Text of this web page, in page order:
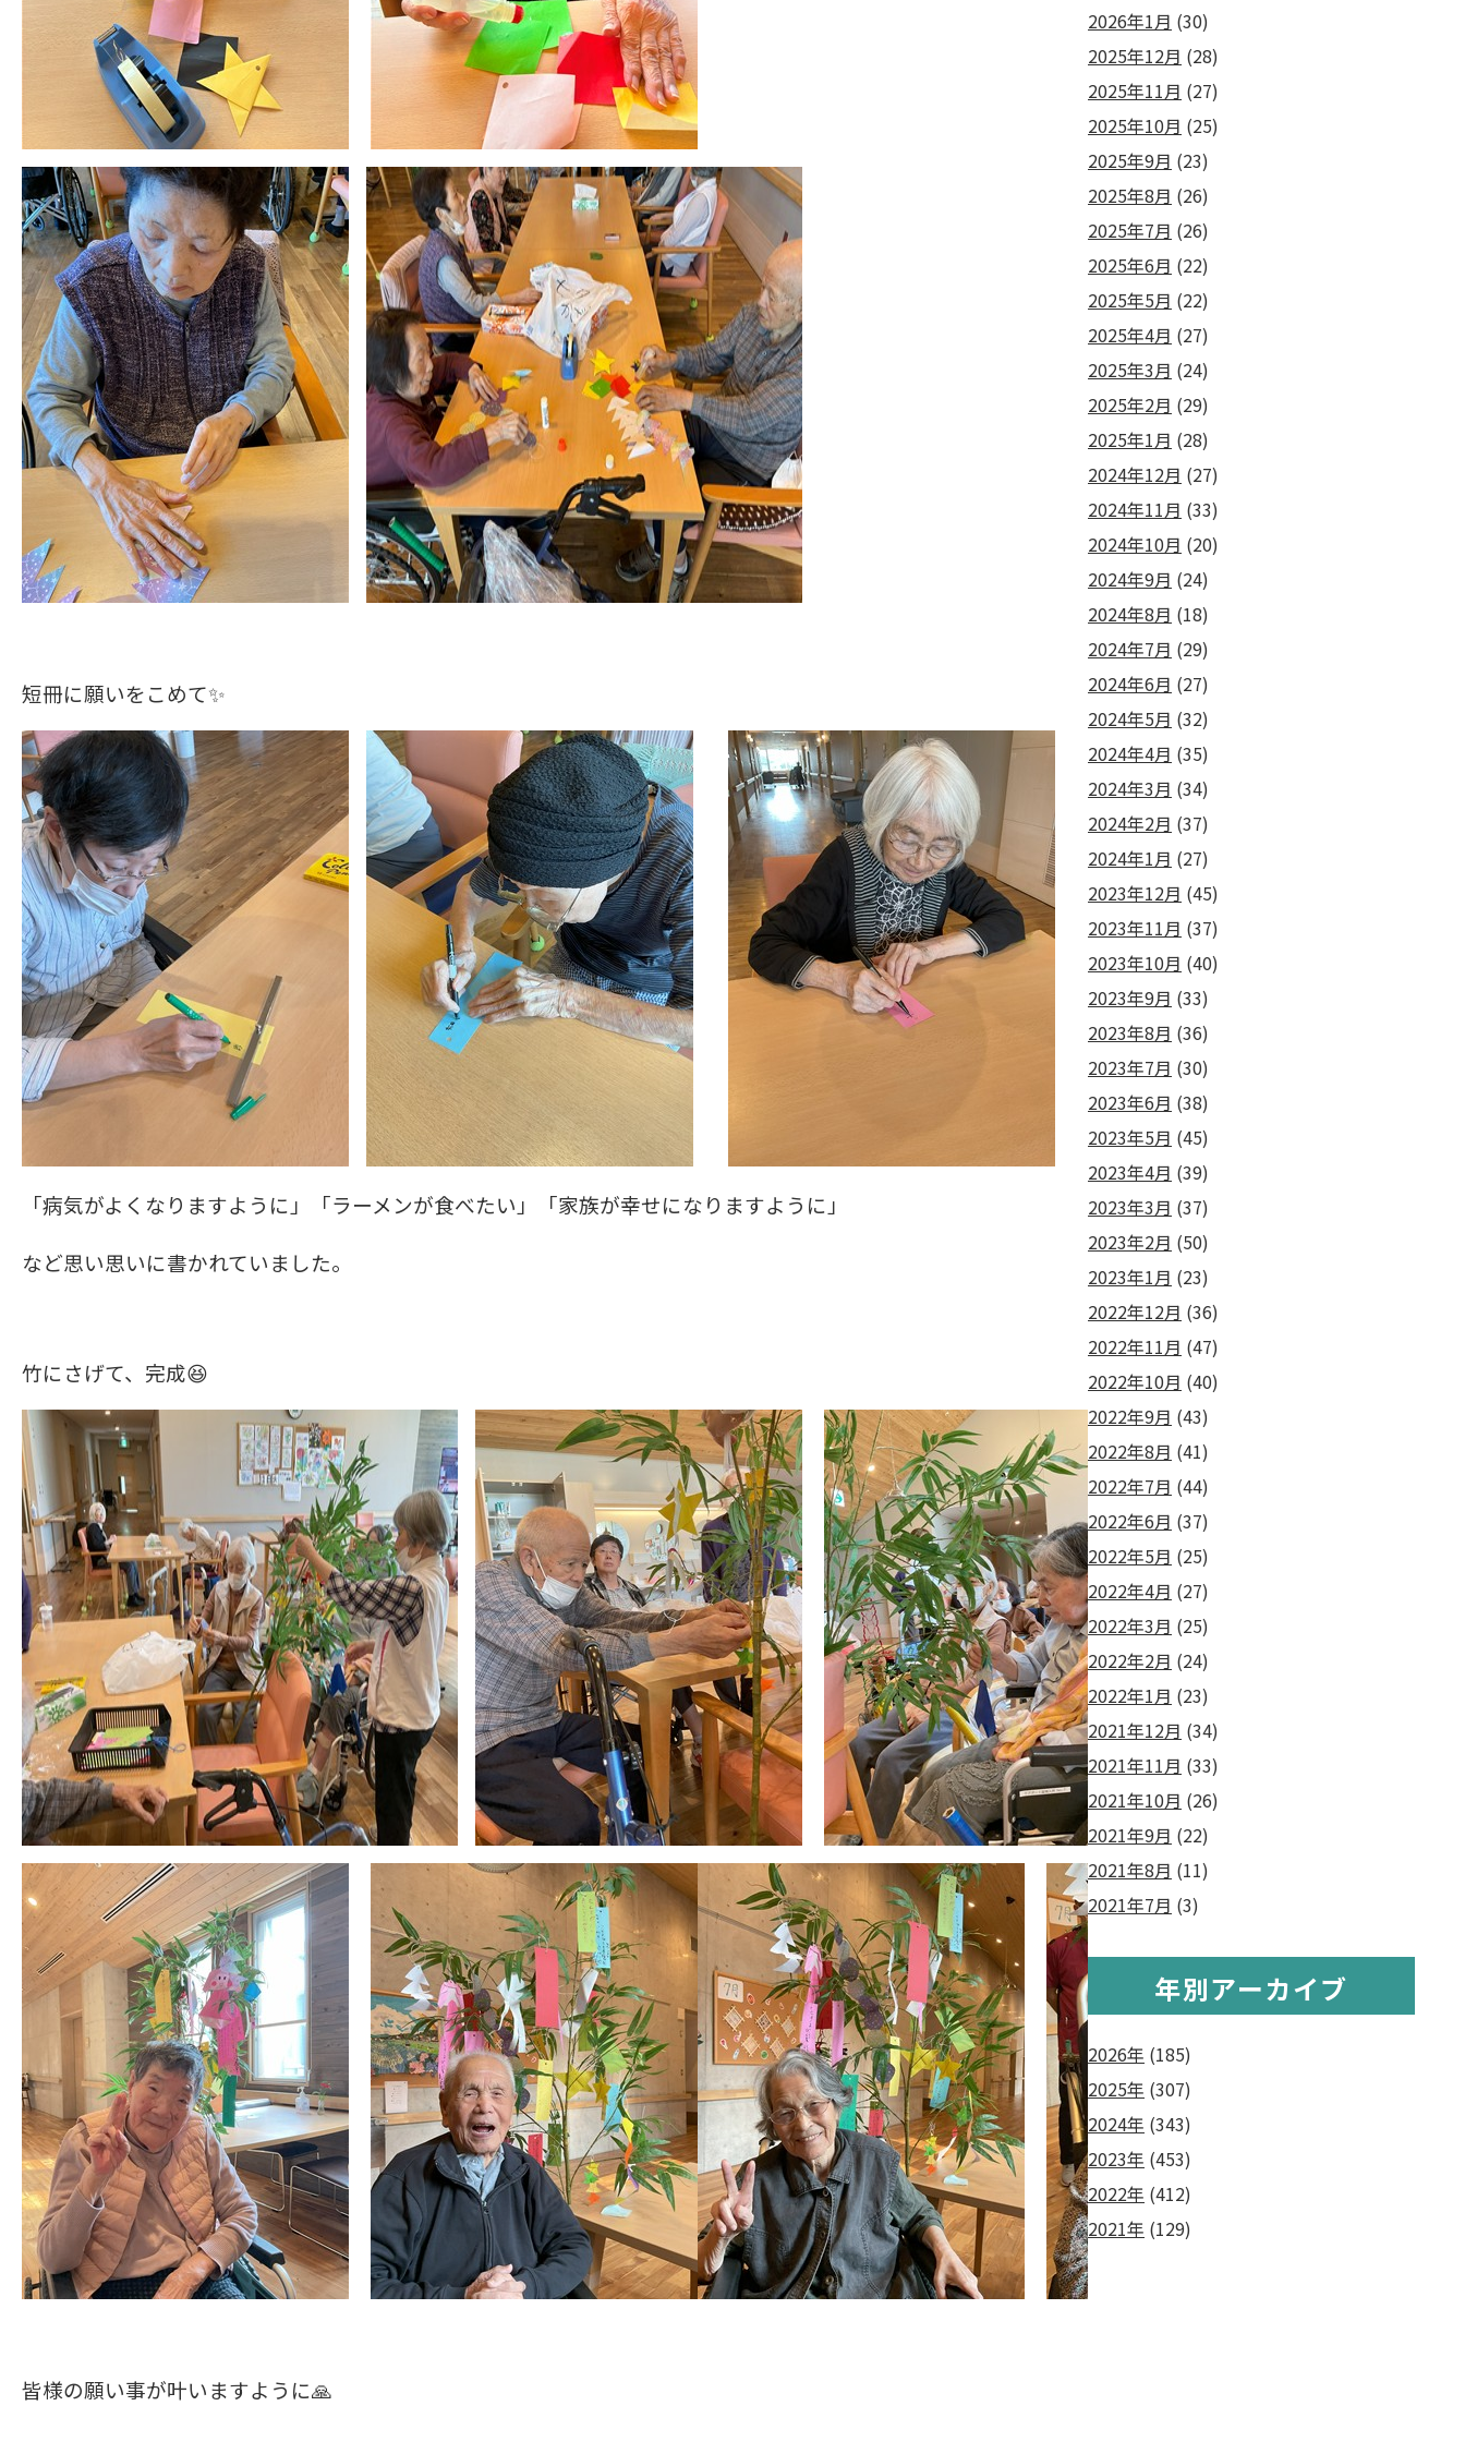
短冊に願いをこめて✨
「病気がよくなりますように」「ラーメンが食べたい」「家族が幸せになりますように」
など思い思いに書かれていました。
竹にさげて、完成😆
皆様の願い事が叶いますように🙏
2026年1月 (30)
2025年12月 (28)
2025年11月 (27)
2025年10月 (25)
2025年9月 (23)
2025年8月 (26)
2025年7月 (26)
2025年6月 (22)
2025年5月 (22)
2025年4月 (27)
2025年3月 (24)
2025年2月 (29)
2025年1月 (28)
2024年12月 (27)
2024年11月 (33)
2024年10月 (20)
2024年9月 (24)
2024年8月 (18)
2024年7月 (29)
2024年6月 (27)
2024年5月 (32)
2024年4月 (35)
2024年3月 (34)
2024年2月 (37)
2024年1月 (27)
2023年12月 (45)
2023年11月 (37)
2023年10月 (40)
2023年9月 (33)
2023年8月 (36)
2023年7月 (30)
2023年6月 (38)
2023年5月 (45)
2023年4月 (39)
2023年3月 (37)
2023年2月 (50)
2023年1月 (23)
2022年12月 (36)
2022年11月 (47)
2022年10月 (40)
2022年9月 (43)
2022年8月 (41)
2022年7月 (44)
2022年6月 (37)
2022年5月 (25)
2022年4月 (27)
2022年3月 (25)
2022年2月 (24)
2022年1月 (23)
2021年12月 (34)
2021年11月 (33)
2021年10月 (26)
2021年9月 (22)
2021年8月 (11)
2021年7月 (3)
年別アーカイブ
2026年 (185)
2025年 (307)
2024年 (343)
2023年 (453)
2022年 (412)
2021年 (129)